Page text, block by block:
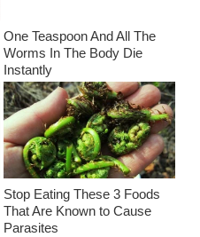
One Teaspoon And All The
Worms In The Body Die
Instantly
Stop Eating These 3 Foods
That Are Known to Cause
Parasites